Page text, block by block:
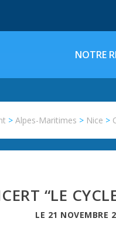
NOTRE
>Alpes-Maritimes > Nice >
“LE
LE 21 NOVEMBRE